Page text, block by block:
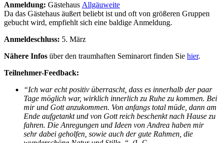
Anmeldung: Gästehaus Allgäuweite
Da das Gästehaus äußert beliebt ist und oft von größeren Gruppen
gebucht wird, empfiehlt sich eine baldige Anmeldung.
Anmeldeschluss: 5. März
Nähere Infos über den traumhaften Seminarort finden Sie hier.
Teilnehmer-Feedback:
“Ich war echt positiv überrascht, dass es innerhalb der paar
Tage möglich war, wirklich innerlich zu Ruhe zu kommen. Bei
mir und Gott anzukommen. Von anfangs total müde, dann am
Ende aufgetankt und von Gott reich beschenkt nach Hause zu
fahren. Die Anregungen und Ideen von Andrea haben mir
sehr dabei geholfen, sowie auch der gute Rahmen, die